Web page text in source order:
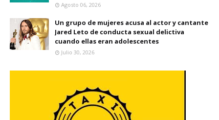
Agosto 06, 2026
Un grupo de mujeres acusa al actor y cantante
Jared Leto de conducta sexual delictiva
cuando ellas eran adolescentes
Julio 30, 2026